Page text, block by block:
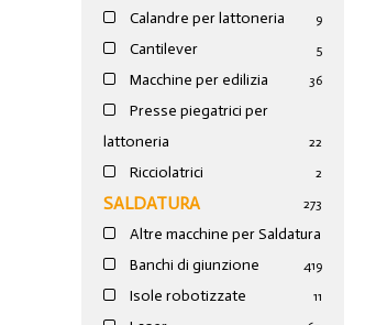
Calandre per lattoneria 9
Cantilever 5
Macchine per edilizia 36
Presse piegatrici per
lattoneria
22
Ricciolatrici 2
SALDATURA 273
Altre macchine per Saldatura
19
Banchi di giunzione 4
Isole robotizzate 11